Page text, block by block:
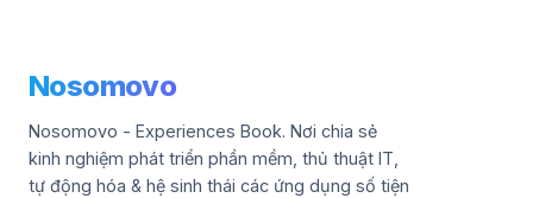
Nosomovo
Nosomovo - Experiences Book. Nơi chia sẻ
kinh nghiệm phát triển phần mềm, thủ thuật IT,
tự động hóa & hệ sinh thái các ứng dụng số tiện